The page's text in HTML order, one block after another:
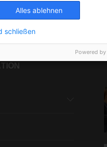
Alles ablehnen
schließen
Powered by